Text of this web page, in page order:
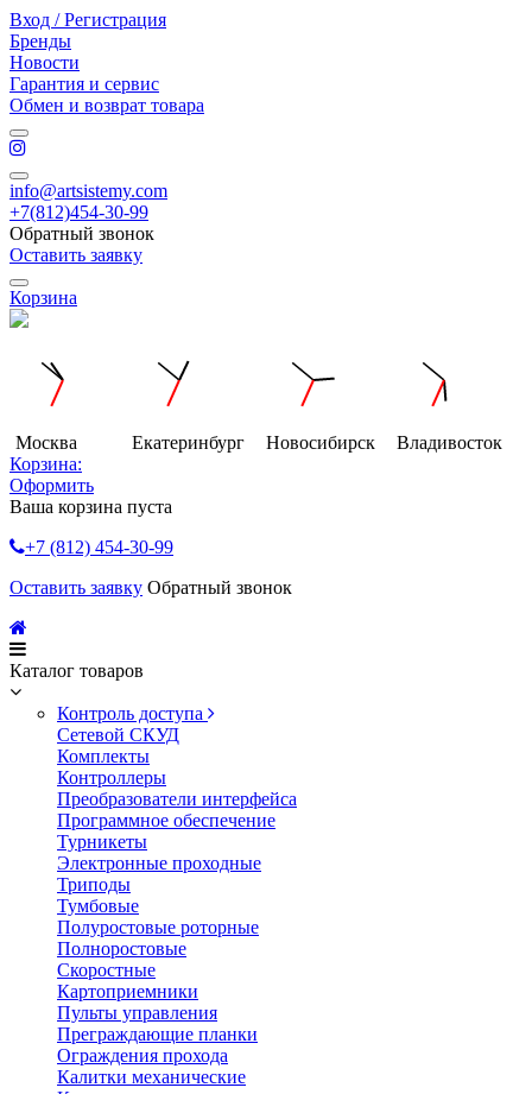
Вход / Регистрация
Бренды
Новости
Гарантия и сервис
Обмен и возврат товара
info@artsistemy.com
+7(812)454-30-99
Обратный звонок
Оставить заявку
Корзина
Москва Екатеринбург Новосибирск
Владивосток
Корзина:
Оформить
Ваша корзина пуста
+7 (812) 454-30-99
Оставить заявку Обратный звонок
Каталог товаров
Контроль доступа
Сетевой СКУД
Комплекты
Контроллеры
Преобразователи интерфейса
Программное обеспечение
Турникеты
Электронные проходные
Триподы
Тумбовые
Полуростовые роторные
Полноростовые
Скоростные
Картоприемники
Пульты управления
Преграждающие планки
Ограждения прохода
Калитки механические